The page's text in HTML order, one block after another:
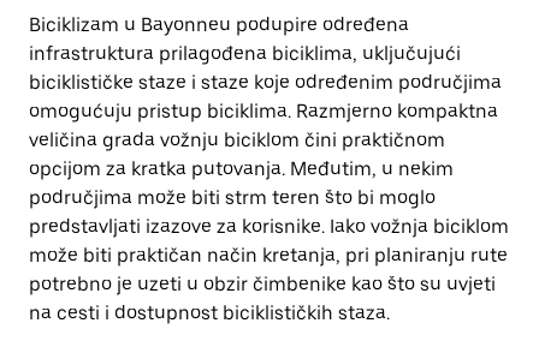
Biciklizam u Bayonneu podupire određena
infrastruktura prilagođena biciklima, uključujući
biciklističke staze i staze koje određenim područjima
omogućuju pristup biciklima. Razmjerno kompaktna
veličina grada vožnju biciklom čini praktičnom
opcijom za kratka putovanja. Međutim, u nekim
područjima može biti strm teren što bi moglo
predstavljati izazove za korisnike. Iako vožnja biciklom
može biti praktičan način kretanja, pri planiranju rute
potrebno je uzeti u obzir čimbenike kao što su uvjeti
na cesti i dostupnost biciklističkih staza.